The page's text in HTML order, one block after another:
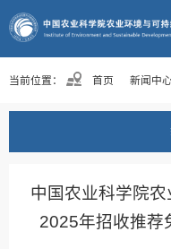
当前位置： 首页 新闻中
中国农业科学院
2025年招收推荐